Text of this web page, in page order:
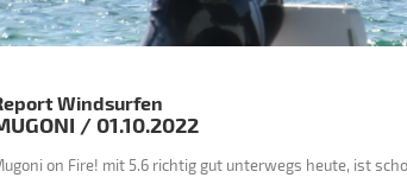
Windsurfen
/ 01.10.2022
on Fire! mit 5.6 richtig gut unterwegs heute, ist